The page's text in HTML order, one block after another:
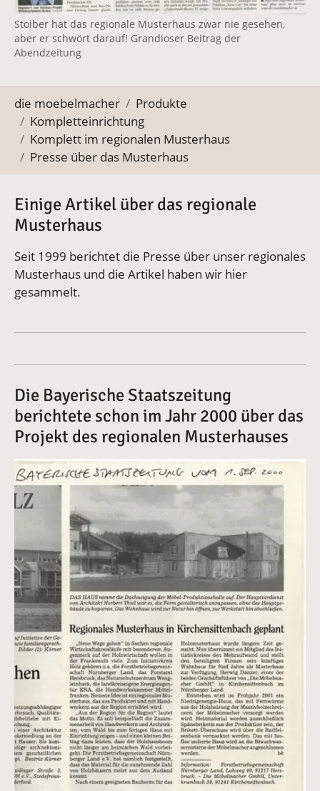
Stoiber hat das regionale Musterhaus zwar nie gesehen,
aber er schwört darauf! Grandioser Beitrag der
Abendzeitung
die moebelmacher
Produkte
Kompletteinrichtung
Komplett im regionalen Musterhaus
Presse über das Musterhaus
Einige Artikel über das regionale
Musterhaus
Seit 1999 berichtet die Presse über unser regionales
Musterhaus und die Artikel haben wir hier
gesammelt.
Die Bayerische Staatszeitung
berichtete schon im Jahr 2000 über das
Projekt des regionalen Musterhauses
Vergrößerte Version anzeigen